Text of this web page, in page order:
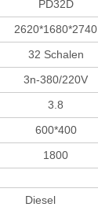
PD32D
2620*1680*2740
32 Schalen
3n-380/220V
3.8
600*400
1800
Diesel